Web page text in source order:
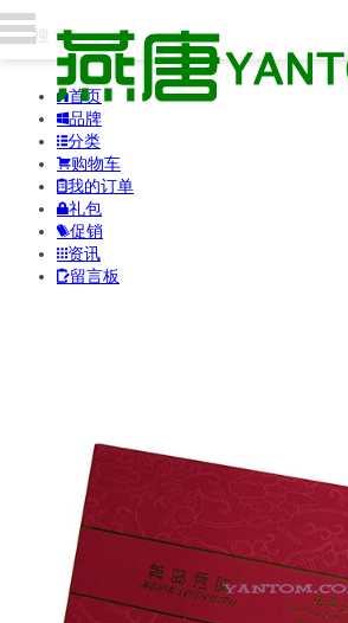
首页
品牌
分类
购物车
我的订单
礼包
促销
资讯
留言板